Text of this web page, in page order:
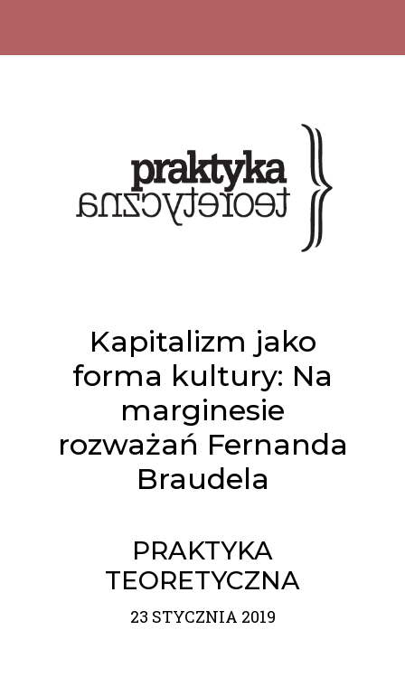
Kapitalizm jako
forma kultury: Na
marginesie
rozważań Fernanda
Braudela
PRAKTYKA
TEORETYCZNA
23 STYCZNIA 2019